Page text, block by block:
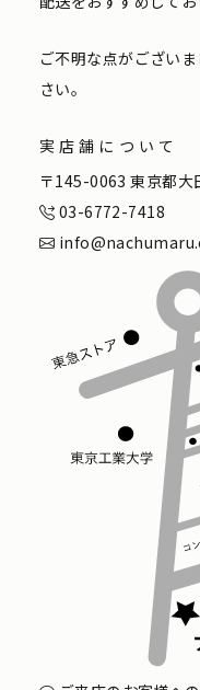
ご不明な点がござい
さい。
実店舗について
〒145-0063 東京都大
03-6772-7418